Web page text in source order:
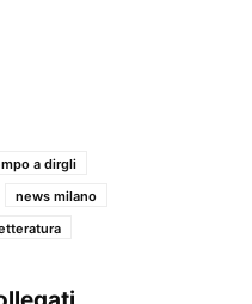
a dirgli
news milano